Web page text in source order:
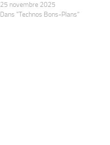
25 novembre 2025
Dans "Technos Bons-Plans"